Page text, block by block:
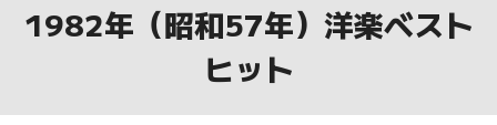
1982年（昭和57年）洋楽ベスト
ヒット